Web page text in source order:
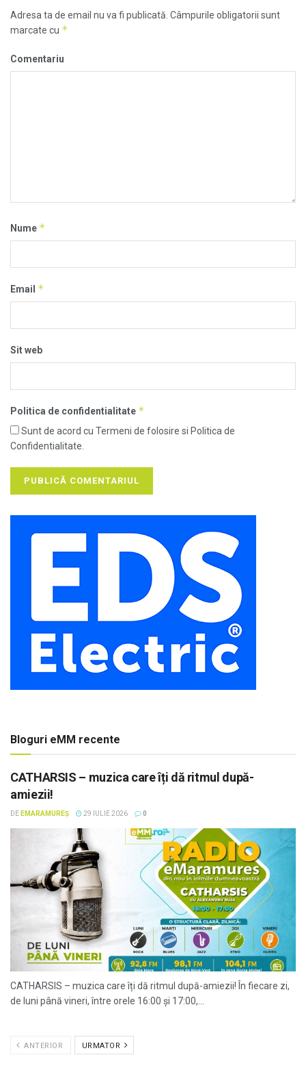
Adresa ta de email nu va fi publicată. Câmpurile obligatorii sunt
marcate cu *
Comentariu
Nume *
Email *
Sit web
Politica de confidentialitate *
Sunt de acord cu Termeni de folosire si Politica de
Confidentialitate.
Bloguri eMM recente
CATHARSIS – muzica care îți dă ritmul după-
amiezii!
DE EMARAMUREȘ 29 IULIE 2026 0
CATHARSIS – muzica care îți dă ritmul după-amiezii! În fiecare zi,
de luni până vineri, între orele 16:00 și 17:00,...
ANTERIOR URMATOR